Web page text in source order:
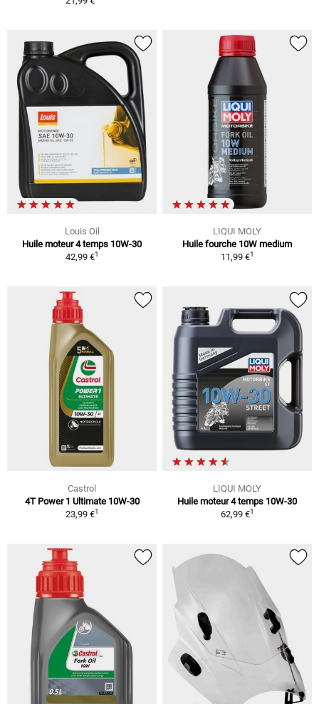
Louis Oil
Huile moteur 4 temps 10W-30
42,99 €1
LIQUI MOLY
Huile fourche 10W medium
11,99 €1
Castrol
4T Power 1 Ultimate 10W-30
23,99 €1
LIQUI MOLY
Huile moteur 4 temps 10W-30
62,99 €1